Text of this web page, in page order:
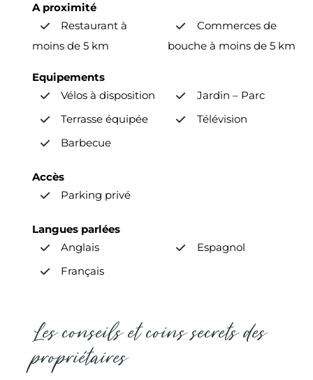
A proximité
Restaurant à
moins de 5 km
Commerces de
bouche à moins de 5 km
Equipements
Vélos à disposition
Jardin – Parc
Terrasse équipée
Télévision
Barbecue
Accès
Parking privé
Langues parlées
Anglais
Espagnol
Français
Les conseils et coins secrets des
propriétaires